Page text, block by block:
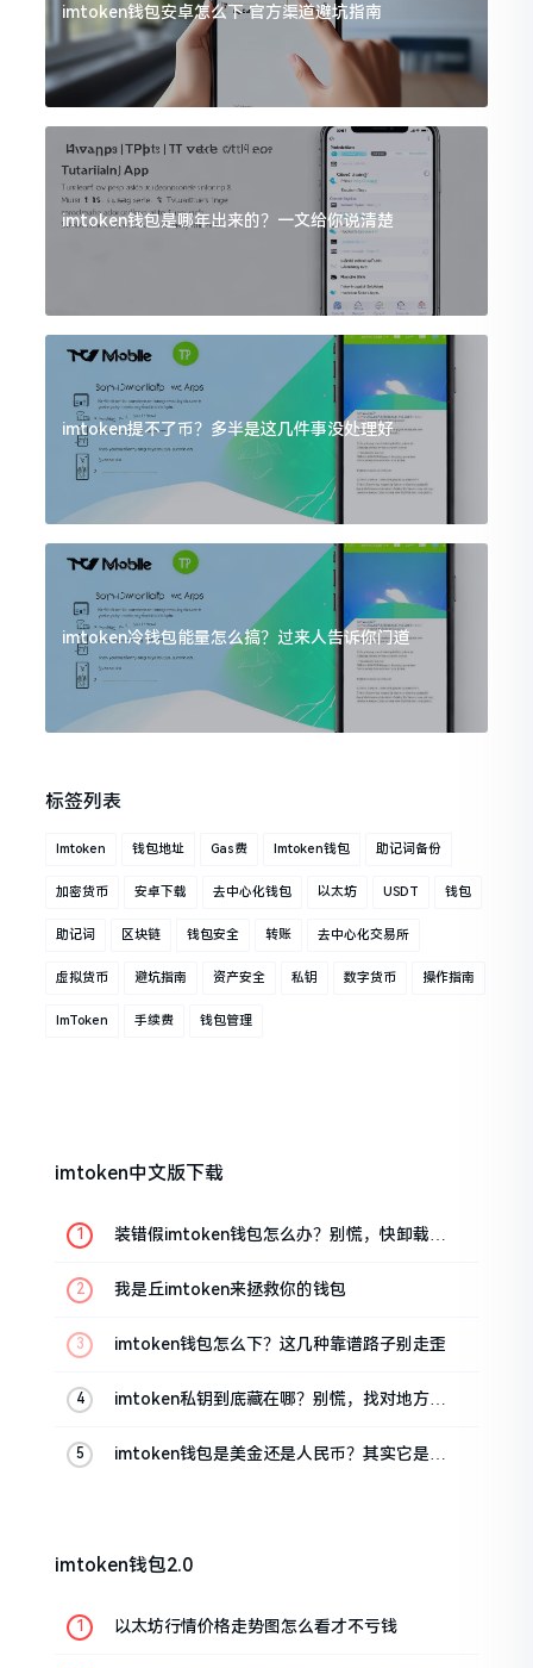
imtoken钱包安卓怎么下 官方渠道避坑指南
imtoken钱包是哪年出来的？一文给你说清楚
imtoken提不了币？多半是这几件事没处理好
imtoken冷钱包能量怎么搞？过来人告诉你门道
标签列表
Imtoken 钱包地址 Gas费 Imtoken钱包 助记词备份
加密货币 安卓下载 去中心化钱包 以太坊 USDT 钱包
助记词 区块链 钱包安全 转账 去中心化交易所
虚拟货币 避坑指南 资产安全 私钥 数字货币 操作指南
ImToken 手续费 钱包管理
imtoken中文版下载
装错假imtoken钱包怎么办？别慌，快卸载，
我是丘imtoken来拯救你的钱包
imtoken钱包怎么下？这几种靠谱路子别走歪
imtoken私钥到底藏在哪？别慌，找对地方才
imtoken钱包是美金还是人民币？其实它是个
imtoken钱包2.0
以太坊行情价格走势图怎么看才不亏钱